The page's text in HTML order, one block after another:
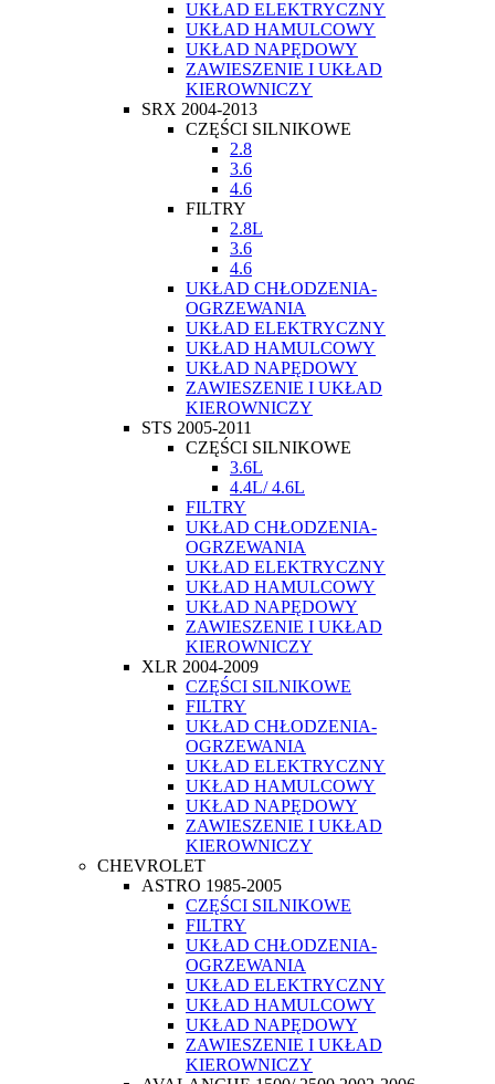
UKŁAD ELEKTRYCZNY
UKŁAD HAMULCOWY
UKŁAD NAPĘDOWY
ZAWIESZENIE I UKŁAD
KIEROWNICZY
SRX 2004-2013
CZĘŚCI SILNIKOWE
2.8
3.6
4.6
FILTRY
2.8L
3.6
4.6
UKŁAD CHŁODZENIA-
OGRZEWANIA
UKŁAD ELEKTRYCZNY
UKŁAD HAMULCOWY
UKŁAD NAPĘDOWY
ZAWIESZENIE I UKŁAD
KIEROWNICZY
STS 2005-2011
CZĘŚCI SILNIKOWE
3.6L
4.4L/ 4.6L
FILTRY
UKŁAD CHŁODZENIA-
OGRZEWANIA
UKŁAD ELEKTRYCZNY
UKŁAD HAMULCOWY
UKŁAD NAPĘDOWY
ZAWIESZENIE I UKŁAD
KIEROWNICZY
XLR 2004-2009
CZĘŚCI SILNIKOWE
FILTRY
UKŁAD CHŁODZENIA-
OGRZEWANIA
UKŁAD ELEKTRYCZNY
UKŁAD HAMULCOWY
UKŁAD NAPĘDOWY
ZAWIESZENIE I UKŁAD
KIEROWNICZY
CHEVROLET
ASTRO 1985-2005
CZĘŚCI SILNIKOWE
FILTRY
UKŁAD CHŁODZENIA-
OGRZEWANIA
UKŁAD ELEKTRYCZNY
UKŁAD HAMULCOWY
UKŁAD NAPĘDOWY
ZAWIESZENIE I UKŁAD
KIEROWNICZY